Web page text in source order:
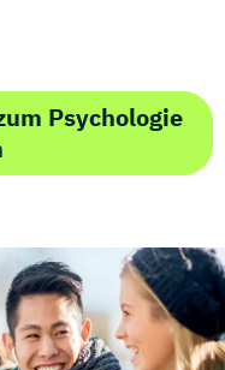
Psychologie